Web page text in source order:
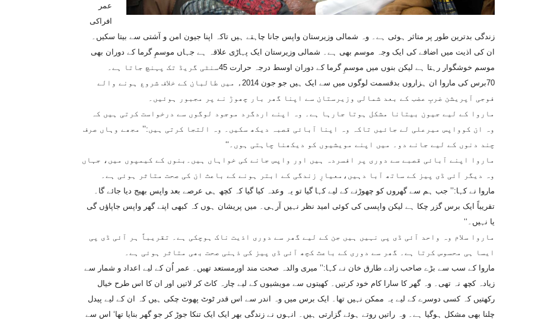
عمر
افراکی
زندگی بدترین طور پر متاثر ہوئی ہے۔ وہ شمالی وزیرستان واپس جانا چاہتے ہیں تاکہ اپنا جیون امن و آشتی سے بیتا سکیں۔
ان کی اذیت میں اضافے کی ایک وجہ موسم بھی ہے۔ شمالی وزیرستان ایک پہاڑی علاقہ ہے جہاں موسمِ گرما کے دوران بھی
موسم خوشگوار رہتا ہے لیکن بنوں میں موسمِ گرما کے دوران اوسط درجہ حرارت 45سنٹی گریڈ تک پہنچ جاتا ہے۔
70برس کی ماروا ان ہزاروں بدقسمت لوگوں میں سے ایک ہیں جو جون 2014ء میں طالبان کے خلاف شروع ہونے والے
فوجی آپریشن ضربِ عضب کے بعد شمالی وزیرستان سے اپنا گھر بار چھوڑ نے پر مجبور ہوئیں۔
ماروا کے لیے جیون بیتانا مشکل ہوتا جارہا ہے۔ وہ اپنے اردگرد موجود لوگوں سے درخواست کرتی ہیں کہ
وہ ان کوواپس میرعلی لے جائیں تاکہ وہ اپنا آبائی قصبہ دیکھ سکیں۔ وہ التجا کرتی ہیں:’’ مجھے وہاں صرف
چند دنوں کے لیے جانے دو۔ میں اپنے مویشیوں کو دیکھنا چاہتی ہوں۔‘‘
ماروا اپنے آبائی قصبے سے دوری پر افسردہ ہیں اور واپس جانے کی خواہاں ہیں۔بنوں کے کیمپوں میں، جہاں
وہ دیگر آئی ڈی پیز کے ساتھ آبا دہیں،معیارِ زندگی کے ابتر ہونے کے باعث ان کی صحت متاثر ہوئی ہے۔
ماروا نے کہا:’’ جب ہم سے گھروں کو چھوڑنے کے لیے کہا گیا تو یہ وعدہ کیا گیا کہ کچھ ہی عرصے بعد واپس بھیج دیا جائے گا۔
تقریباً ایک برس گزر چکا ہے لیکن واپسی کی کوئی امید نظر نہیں آرہی۔ میں پریشان ہوں کہ کبھی اپنے گھر واپس جاپاؤں گی
یا نہیں۔‘‘
ماروا سلام وہ واحد آئی ڈی پی نہیں ہیں جن کے لیے گھر سے دوری اذیت ناک ہوچکی ہے۔ تقریباً ہر آئی ڈی پی
ایسا ہی محسوس کرتا ہے۔ گھر سے دوری کے باعث کچھ آئی ڈی پیز کی ذہنی صحت بھی متاثر ہوئی ہے۔
ماروا کے سب سے بڑے صاحب زادے طارق خان نے کہا:’’ میری والدہ صحت مند اورمستعد تھیں۔ عمر اُن کے لیے اعداد و شمار سے
زیادہ کچھ نہ تھی۔ وہ گھر کا سارا کام خود کرتیں۔ کھیتوں سے مویشیوں کے لیے چارہ کاٹ کر لاتیں اور ان کا اس طرح خیال
رکھتیں کہ کسی دوسرے کے لیے یہ ممکن نہیں تھا۔ ایک برس میں وہ اندر سے اس قدر ٹوٹ پھوٹ چکی ہیں کہ ان کے لیے پیدل
چلنا بھی مشکل ہوگیا ہے۔ وہ راتیں روتے ہوئے گزارتی ہیں۔ انہوں نے زندگی بھر ایک ایک تنکا جوڑ کر جو گھر بنایا تھا‘ اس سے